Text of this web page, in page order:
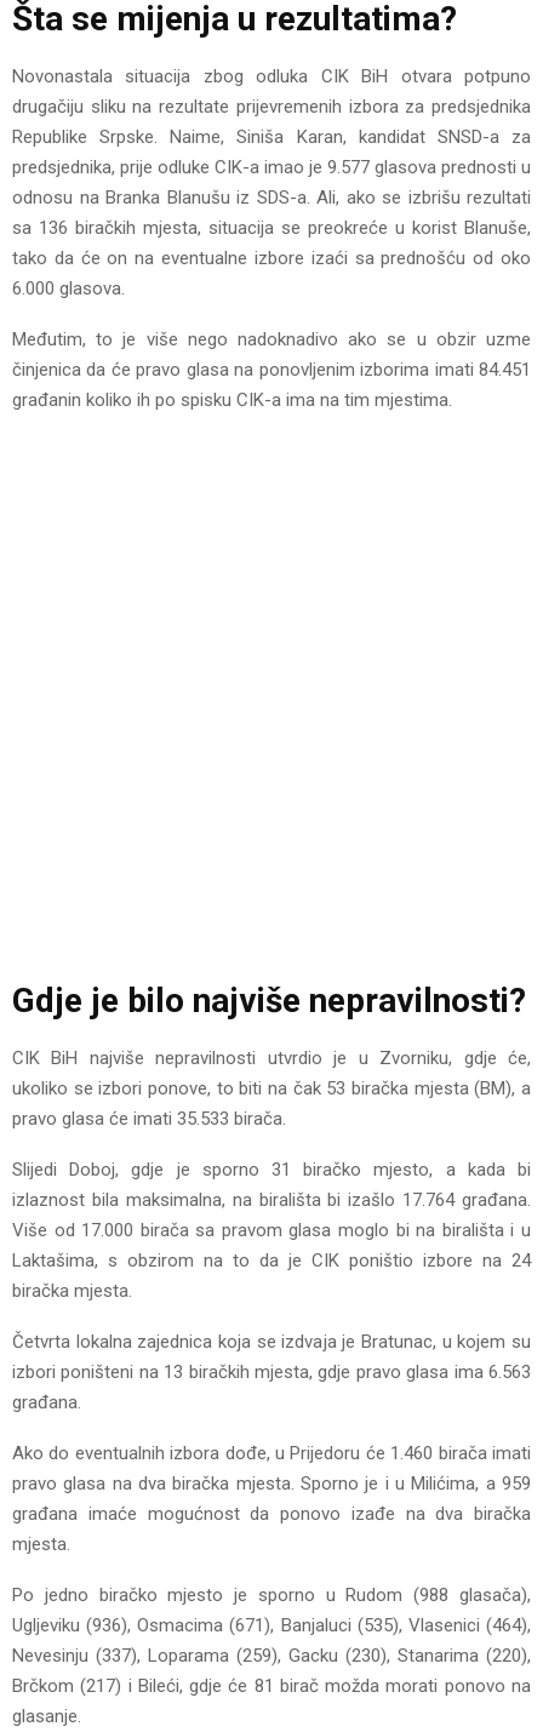
Šta se mijenja u rezultatima?
Novonastala situacija zbog odluka CIK BiH otvara potpuno
drugačiju sliku na rezultate prijevremenih izbora za predsjednika
Republike Srpske. Naime, Siniša Karan, kandidat SNSD-a za
predsjednika, prije odluke CIK-a imao je 9.577 glasova prednosti u
odnosu na Branka Blanušu iz SDS-a. Ali, ako se izbrišu rezultati
sa 136 biračkih mjesta, situacija se preokreće u korist Blanuše,
tako da će on na eventualne izbore izaći sa prednošću od oko
6.000 glasova.
Međutim, to je više nego nadoknadivo ako se u obzir uzme
činjenica da će pravo glasa na ponovljenim izborima imati 84.451
građanin koliko ih po spisku CIK-a ima na tim mjestima.
Gdje je bilo najviše nepravilnosti?
CIK BiH najviše nepravilnosti utvrdio je u Zvorniku, gdje će,
ukoliko se izbori ponove, to biti na čak 53 biračka mjesta (BM), a
pravo glasa će imati 35.533 birača.
Slijedi Doboj, gdje je sporno 31 biračko mjesto, a kada bi
izlaznost bila maksimalna, na birališta bi izašlo 17.764 građana.
Više od 17.000 birača sa pravom glasa moglo bi na birališta i u
Laktašima, s obzirom na to da je CIK poništio izbore na 24
biračka mjesta.
Četvrta lokalna zajednica koja se izdvaja je Bratunac, u kojem su
izbori poništeni na 13 biračkih mjesta, gdje pravo glasa ima 6.563
građana.
Ako do eventualnih izbora dođe, u Prijedoru će 1.460 birača imati
pravo glasa na dva biračka mjesta. Sporno je i u Milićima, a 959
građana imaće mogućnost da ponovo izađe na dva biračka
mjesta.
Po jedno biračko mjesto je sporno u Rudom (988 glasača),
Ugljeviku (936), Osmacima (671), Banjaluci (535), Vlasenici (464),
Nevesinju (337), Loparama (259), Gacku (230), Stanarima (220),
Brčkom (217) i Bileći, gdje će 81 birač možda morati ponovo na
glasanje.